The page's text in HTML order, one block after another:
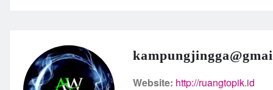
Website: http://ruangtopik.id